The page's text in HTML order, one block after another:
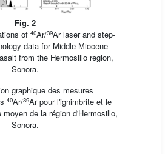
Fig. 2
of 40Ar/39Ar laser and step-
data for Middle Miocene
from the Hermosillo region,
Sonora.
graphique des mesures
40Ar/39Ar pour l'ignimbrite et le
de la région d'Hermosillo,
Sonora.